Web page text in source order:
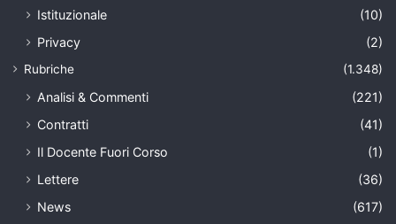
Istituzionale
(10)
Privacy
(2)
Rubriche (1.348)
Analisi & Commenti
(221)
Contratti
(41)
Il Docente Fuori Corso
(1)
Lettere
(36)
News
(617)